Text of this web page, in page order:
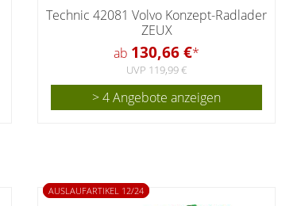
Technic 42081 Volvo Konzept-Radlader
ZEUX
ab 130,66 €*
UVP 119,99 €
> 4 Angebote anzeigen
AUSLAUFARTIKEL 12/24